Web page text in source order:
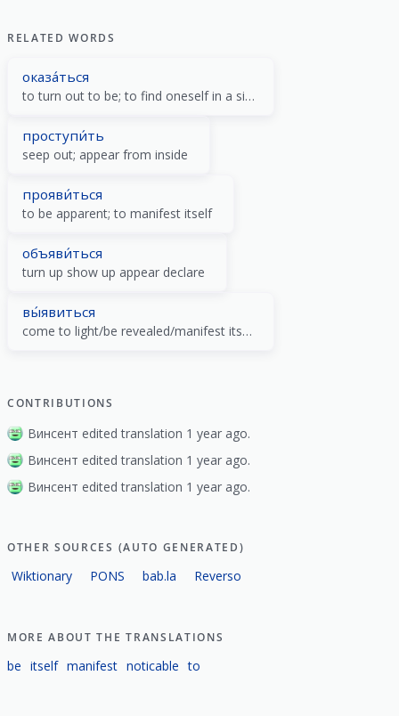
RELATED WORDS
оказа́ться
to turn out to be; to find oneself in a situation
проступи́ть
seep out; appear from inside
прояви́ться
to be apparent; to manifest itself
объяви́ться
turn up show up appear declare
вы́явиться
come to light/be revealed/manifest itself (reflexive)
CONTRIBUTIONS
Винсент edited translation 1 year ago.
Винсент edited translation 1 year ago.
Винсент edited translation 1 year ago.
OTHER SOURCES (AUTO GENERATED)
Wiktionary PONS bab.la Reverso
MORE ABOUT THE TRANSLATIONS
be itself manifest noticable to